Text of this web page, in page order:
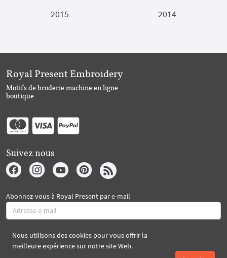
2015
2014
Nous utilisons des cookies pour vous offrir la
meilleure expérience sur notre site Web.
Royal Present Embroidery
Motifs de broderie machine en ligne
boutique
Suivez nous
Abonnez-vous à Royal Present par e-mail
S'abonner